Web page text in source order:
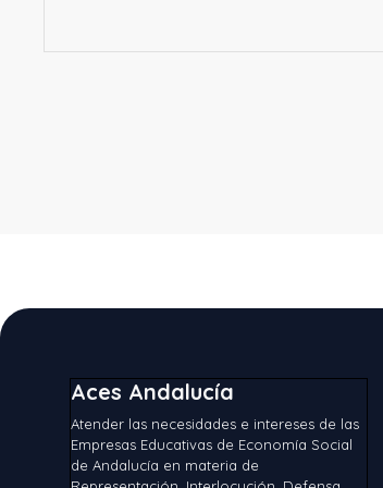
Aces Andalucía
Atender las necesidades e intereses de las
Empresas Educativas de Economía Social
de Andalucía en materia de